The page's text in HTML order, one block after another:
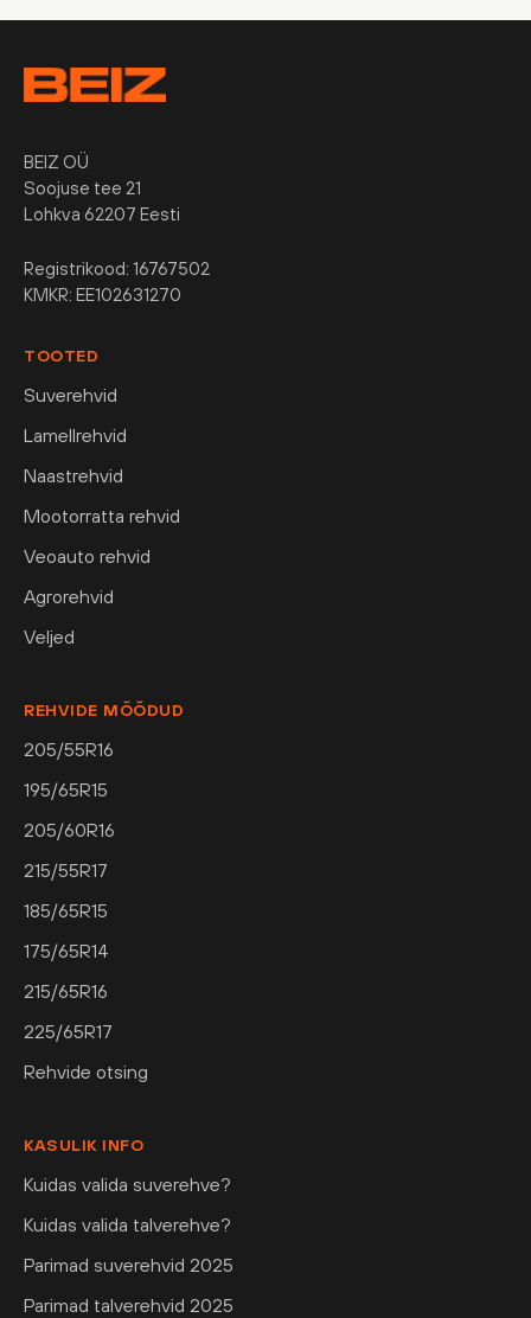
BEIZ OÜ
Soojuse tee 21
Lohkva 62207 Eesti
Registrikood: 16767502
KMKR: EE102631270
TOOTED
Suverehvid
Lamellrehvid
Naastrehvid
Mootorratta rehvid
Veoauto rehvid
Agrorehvid
Veljed
REHVIDE MÕÕDUD
205/55R16
195/65R15
205/60R16
215/55R17
185/65R15
175/65R14
215/65R16
225/65R17
Rehvide otsing
KASULIK INFO
Kuidas valida suverehve?
Kuidas valida talverehve?
Parimad suverehvid 2025
Parimad talverehvid 2025